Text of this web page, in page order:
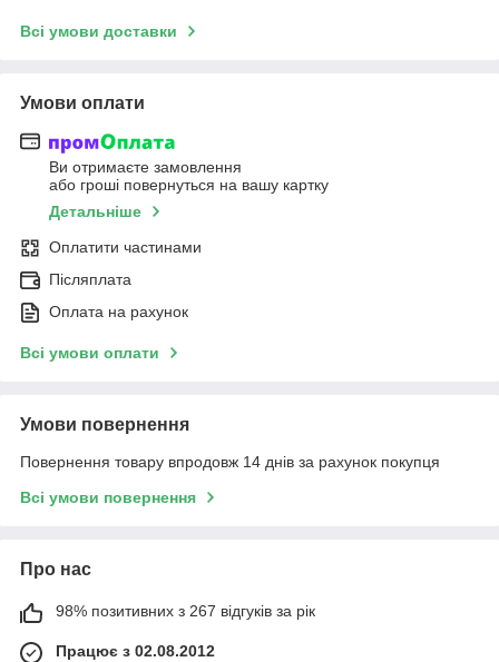
Всі умови доставки
Умови оплати
Ви отримаєте замовлення
або гроші повернуться на вашу картку
Детальніше
Оплатити частинами
Післяплата
Оплата на рахунок
Всі умови оплати
Умови повернення
Повернення товару впродовж 14 днів за рахунок покупця
Всі умови повернення
Про нас
98% позитивних з 267 відгуків за рік
Працює з 02.08.2012